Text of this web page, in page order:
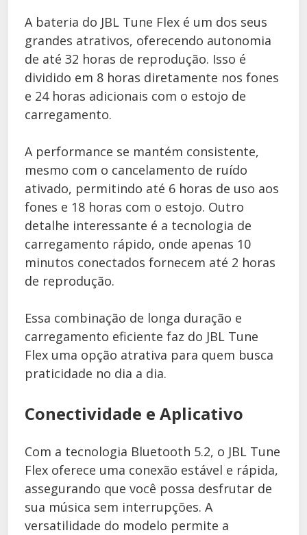
A bateria do JBL Tune Flex é um dos seus
grandes atrativos, oferecendo autonomia
de até 32 horas de reprodução. Isso é
dividido em 8 horas diretamente nos fones
e 24 horas adicionais com o estojo de
carregamento.
A performance se mantém consistente,
mesmo com o cancelamento de ruído
ativado, permitindo até 6 horas de uso aos
fones e 18 horas com o estojo. Outro
detalhe interessante é a tecnologia de
carregamento rápido, onde apenas 10
minutos conectados fornecem até 2 horas
de reprodução.
Essa combinação de longa duração e
carregamento eficiente faz do JBL Tune
Flex uma opção atrativa para quem busca
praticidade no dia a dia.
Conectividade e Aplicativo
Com a tecnologia Bluetooth 5.2, o JBL Tune
Flex oferece uma conexão estável e rápida,
assegurando que você possa desfrutar de
sua música sem interrupções. A
versatilidade do modelo permite a